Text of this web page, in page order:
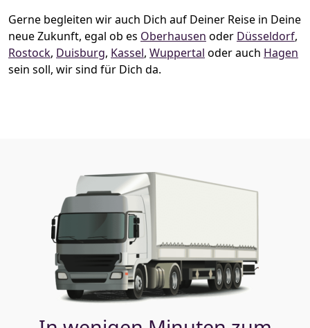
Gerne begleiten wir auch Dich auf Deiner Reise in Deine
neue Zukunft, egal ob es Oberhausen oder Düsseldorf,
Rostock, Duisburg, Kassel, Wuppertal oder auch Hagen
sein soll, wir sind für Dich da.